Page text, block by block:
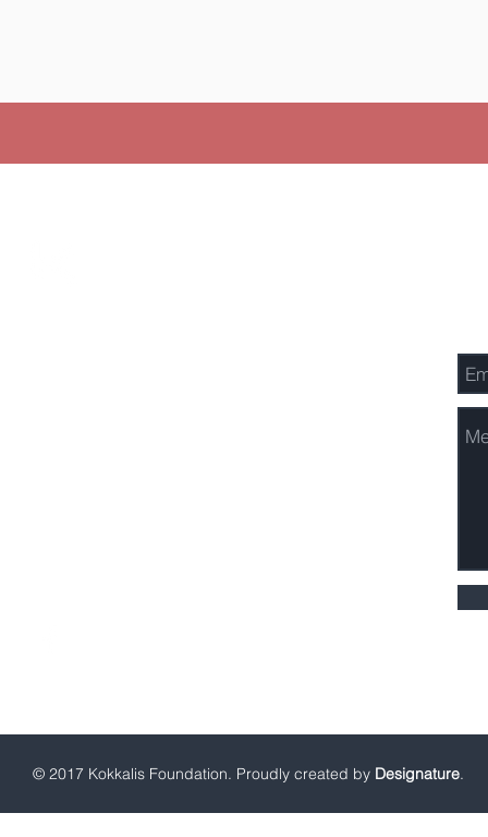
© 2017 Kokkalis Foundation. Proudly created by Designature.